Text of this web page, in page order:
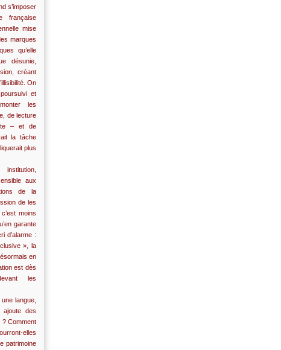
s’imposer
française
mise
marques
qu’elle
désunie,
créant
On
et
les
de lecture
– et de
la tâche
plus
aux
de la
de les
moins
garante
d’alarme :
», la
en
est dès
les
langue,
ajoute des
? Comment
elles
patrimoine